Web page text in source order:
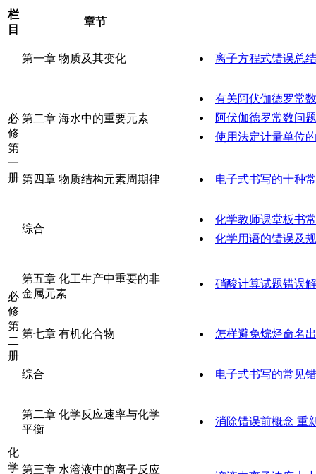
栏
目
章节
必
修
第
一
册
第一章 物质及其变化 离子方程式错误总结
第二章 海水中的重要元素
有关阿伏伽德罗常
阿伏伽德罗常数问
使用法定计量单位
第四章 物质结构元素周期律 电子式书写的十种
综合
化学教师课堂板书
化学用语的错误及
必
修
第
二
册
第五章 化工生产中重要的非
金属元素
硝酸计算试题错误
第七章 有机化合物 怎样避免烷烃命名
综合 电子式书写的常见
化
学
第二章 化学反应速率与化学
平衡
消除错误前概念 重
第三章 水溶液中的离子反应